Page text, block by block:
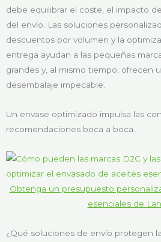
debe equilibrar el coste, el impacto
del envío. Las soluciones
descuentos por volumen y la
entrega ayudan a las pequeñas
grandes y, al mismo tiempo, ofrecen
desembalaje impecable.
Un envase optimizado impulsa las
recomendaciones boca a boca.
Obtenga un presupuesto
esenciales de
¿Qué soluciones de envío protegen